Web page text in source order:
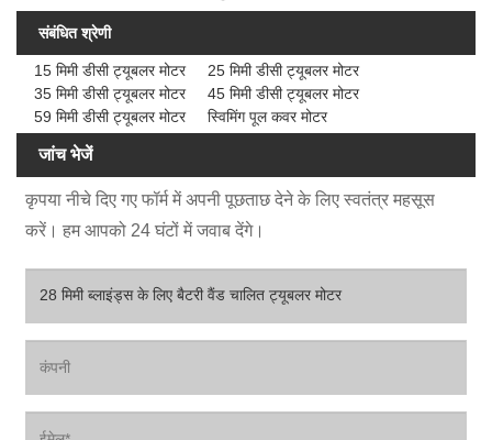
संबंधित श्रेणी
15 मिमी डीसी ट्यूबलर मोटर
25 मिमी डीसी ट्यूबलर मोटर
35 मिमी डीसी ट्यूबलर मोटर
45 मिमी डीसी ट्यूबलर मोटर
59 मिमी डीसी ट्यूबलर मोटर
स्विमिंग पूल कवर मोटर
जांच भेजें
कृपया नीचे दिए गए फॉर्म में अपनी पूछताछ देने के लिए स्वतंत्र महसूस
करें। हम आपको 24 घंटों में जवाब देंगे।